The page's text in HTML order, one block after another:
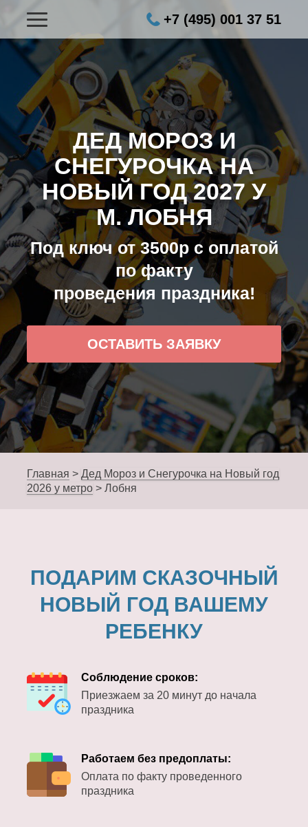
+7 (495) 001 37 51
ДЕД МОРОЗ И
СНЕГУРОЧКА НА
НОВЫЙ ГОД 2027 У
М. ЛОБНЯ
Под ключ от 3500р с оплатой
по факту
проведения праздника!
ОСТАВИТЬ ЗАЯВКУ
Главная > Дед Мороз и Снегурочка на Новый год
2026 у метро > Лобня
ПОДАРИМ СКАЗОЧНЫЙ
НОВЫЙ ГОД ВАШЕМУ
РЕБЕНКУ
Соблюдение сроков:
Приезжаем за 20 минут до начала
праздника
Работаем без предоплаты:
Оплата по факту проведенного
праздника